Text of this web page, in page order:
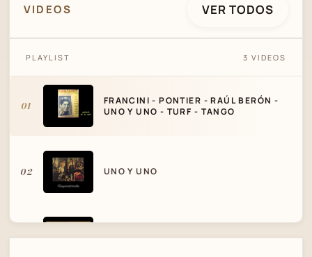
VIDEOS VER TODOS
PLAYLIST 3 VIDEOS
01
FRANCINI - PONTIER - RAÚL BERÓN -
UNO Y UNO - TURF - TANGO
02 UNO Y UNO
03 AGUSTIN BANCALARI - UNO Y UNO